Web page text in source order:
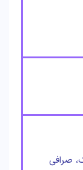
صرافی